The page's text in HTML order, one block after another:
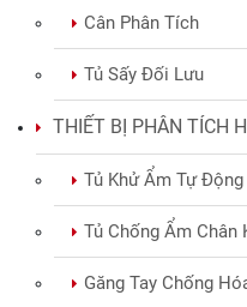
Cân Phân Tích
Tủ Sấy Đối Lưu
THIẾT BỊ PHÂN TÍCH
Tủ Khử Ẩm Tự Động
Tủ Chống Ẩm Chân
Găng Tay Chống